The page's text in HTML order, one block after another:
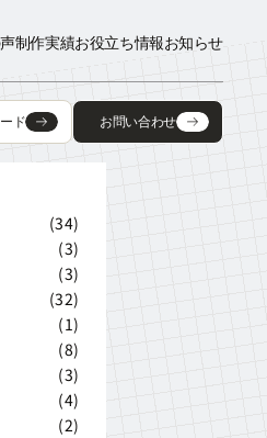
制作実績お役立ち情報お知らせ
ド
お問い合わせ
(34)
(3)
(3)
(32)
(1)
(8)
(3)
(4)
(2)